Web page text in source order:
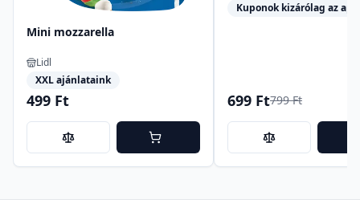
Mini mozzarella
Lidl
XXL ajánlataink
499 Ft
Kuponok kizárólag az
699 Ft799 Ft